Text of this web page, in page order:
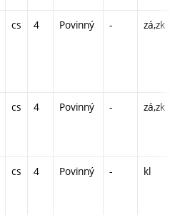
cs 4 Povinný - zá,zk
cs 4 Povinný - zá,zk
cs 4 Povinný - kl